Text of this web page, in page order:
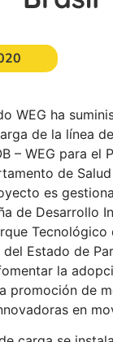
WEG ha
de la línea
– WEG para el
de
es
de Desarrollo
Tecnológico
Estado de
la
promoción de
en